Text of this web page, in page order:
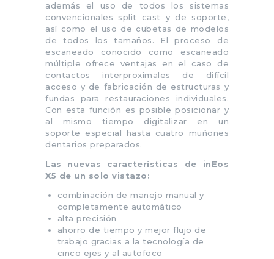
además el uso de todos los sistemas
convencionales split cast y de soporte,
así como el uso de cubetas de modelos
de todos los tamaños. El proceso de
escaneado conocido como escaneado
múltiple ofrece ventajas en el caso de
contactos interproximales de difícil
acceso y de fabricación de estructuras y
fundas para restauraciones individuales.
Con esta función es posible posicionar y
al mismo tiempo digitalizar en un
soporte especial hasta cuatro muñones
dentarios preparados.
Las nuevas características de inEos
X5 de un solo vistazo:
combinación de manejo manual y
completamente automático
alta precisión
ahorro de tiempo y mejor flujo de
trabajo gracias a la tecnología de
cinco ejes y al autofoco